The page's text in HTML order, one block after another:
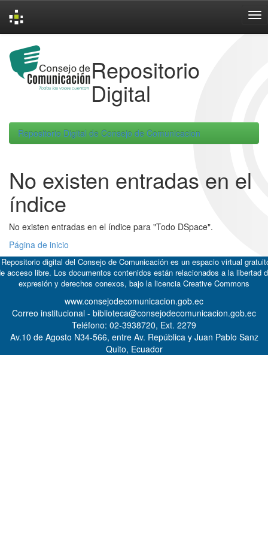
navigation
Repositorio
Digital
Repositorio Digital de Consejo de Comunicacion
No existen entradas en el
índice
No existen entradas en el índice para "Todo DSpace".
Página de inicio
digital del Consejo de Comunicación es un espacio virtual
acceso libre. Los documentos contenidos están relacionados a la libertad
expresión y derechos conexos, bajo la licencia Creative Commons
www.consejodecomunicacion.gob.ec
Correo institucional - biblioteca@consejodecomunicacion.gob.ec
Teléfono: 02-3938720, Ext. 2279
Av.10 de Agosto N34-566, entre Av. República y Juan Pablo Sanz
Quito, Ecuador